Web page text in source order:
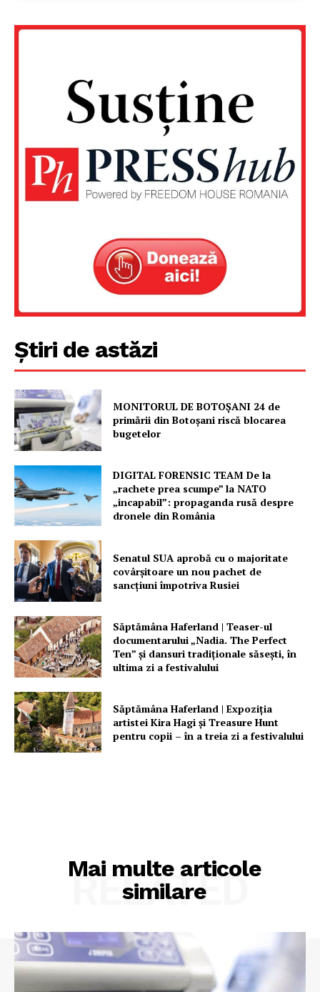
FREEDOM HOUSE ROMÂNIA
PRESShub
Despre noi / Echipa
Proiecte editoriale
Rețea
Contact
Știri de astăzi
MONITORUL DE BOTOȘANI 24 de
primării din Botoșani riscă blocarea
bugetelor
DIGITAL FORENSIC TEAM De la
„rachete prea scumpe” la NATO
„incapabil”: propaganda rusă despre
dronele din România
Senatul SUA aprobă cu o majoritate
covârșitoare un nou pachet de
sancțiuni împotriva Rusiei
Săptămâna Haferland | Teaser-ul
documentarului „Nadia. The Perfect
Ten” şi dansuri tradiţionale săseşti, în
ultima zi a festivalului
Săptămâna Haferland | Expoziţia
artistei Kira Hagi şi Treasure Hunt
pentru copii – în a treia zi a festivalului
Mai multe articole
similare
RELATED